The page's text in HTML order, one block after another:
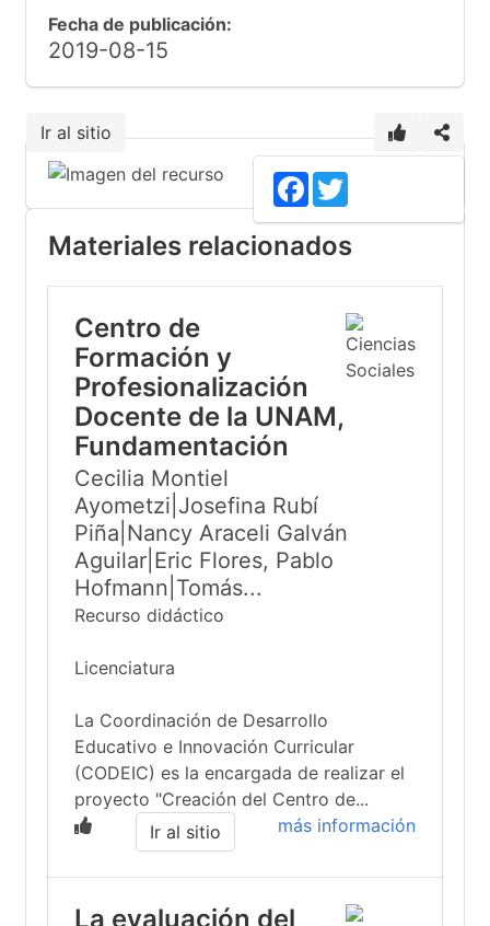
Fecha de publicación:
2019-08-15
Ir al sitio
Facebook
Materiales relacionados
Centro de
Formación y
Profesionalización
Docente de la UNAM,
Fundamentación
Cecilia Montiel
Ayometzi|Josefina Rubí
Piña|Nancy Araceli Galván
Aguilar|Eric Flores, Pablo
Hofmann|Tomás...
Recurso didáctico
Licenciatura
La Coordinación de Desarrollo
Educativo e Innovación Curricular
(CODEIC) es la encargada de realizar el
proyecto "Creación del Centro de...
más información
Ir al sitio
La evaluación del